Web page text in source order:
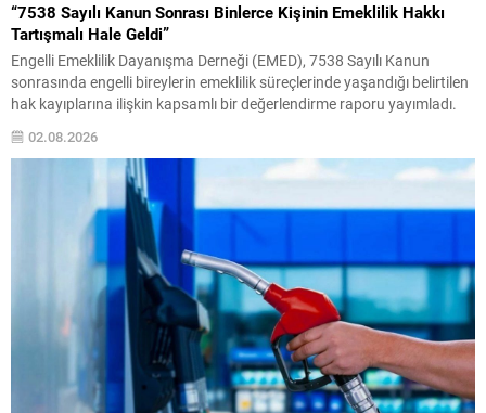
“7538 Sayılı Kanun Sonrası Binlerce Kişinin Emeklilik Hakkı
Tartışmalı Hale Geldi”
Engelli Emeklilik Dayanışma Derneği (EMED), 7538 Sayılı Kanun
sonrasında engelli bireylerin emeklilik süreçlerinde yaşandığı belirtilen
hak kayıplarına ilişkin kapsamlı bir değerlendirme raporu yayımladı.
Haziran 2026 tarihli “7538 Sayılı Kanun Sonrası Engelli Emekliliğinde
Ortaya Çıkan Hak Kayıplarına İlişkin İstatistiksel Değerlendirme ve
Katılımcı Beyanları Raporu” başlıklı çalışmada, yasa değişikliğinin
uygulamadaki etkileri anket...
02.08.2026